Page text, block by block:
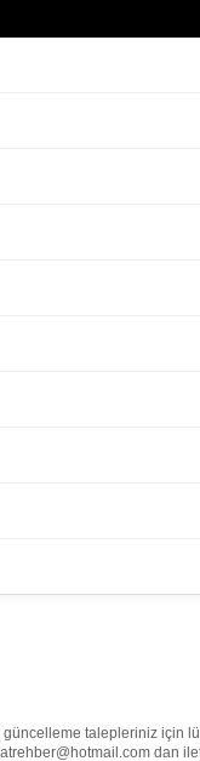
talepleriniz için
dan